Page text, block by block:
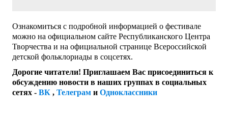
Ознакомиться с подробной информацией о фестивале
можно на официальном сайте Республиканского Центра
Творчества и на официальной странице Всероссийской
детской фольклориады в соцсетях.
Дорогие читатели! Приглашаем Вас присоединиться к
обсуждению новости в наших группах в социальных
сетях - ВК , Телеграм и Одноклассники